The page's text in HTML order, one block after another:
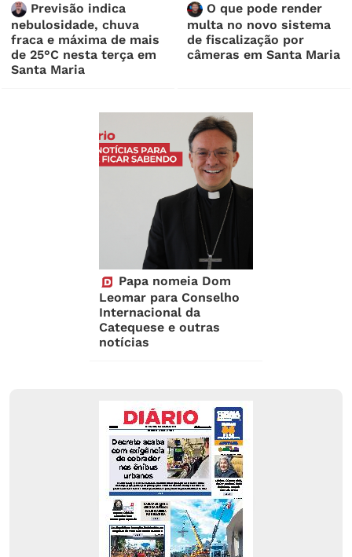
Previsão indica
nebulosidade, chuva
fraca e máxima de mais
de 25°C nesta terça em
Santa Maria
O que pode render
multa no novo sistema
de fiscalização por
câmeras em Santa Maria
Papa nomeia Dom
Leomar para Conselho
Internacional da
Catequese e outras
notícias